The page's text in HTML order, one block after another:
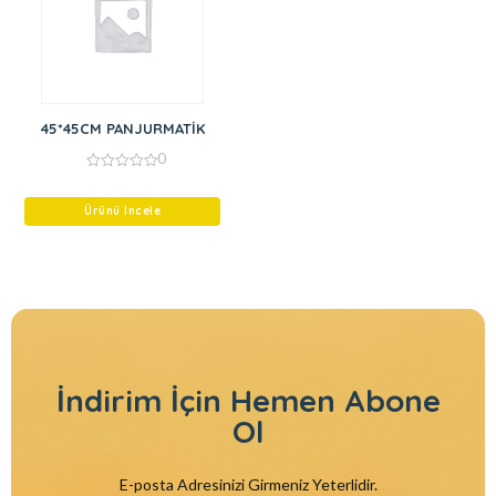
45*45CM PANJURMATİK
of
0
Ürünü İncele
İndirim İçin Hemen Abone
Ol
E-posta Adresinizi Girmeniz Yeterlidir.